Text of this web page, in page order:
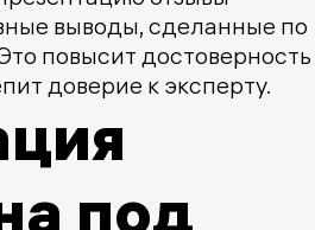
выводы, сделанные по
повысит достоверность
доверие к эксперту.
под